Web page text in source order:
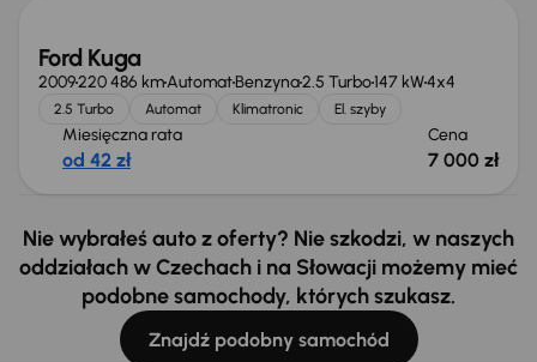
Ford Kuga
2009220 486 kmAutomatBenzyna2.5 Turbo147 kW4x4
2.5 Turbo Automat Klimatronic El. szyby
Miesięczna rata
od 42 zł
Cena
7 000 zł
Nie wybrałeś auto z oferty? Nie szkodzi, w naszych
oddziałach w Czechach i na Słowacji możemy mieć
podobne samochody, których szukasz.
Znajdź podobny samochód